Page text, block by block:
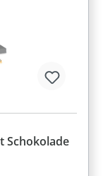
Schokolade